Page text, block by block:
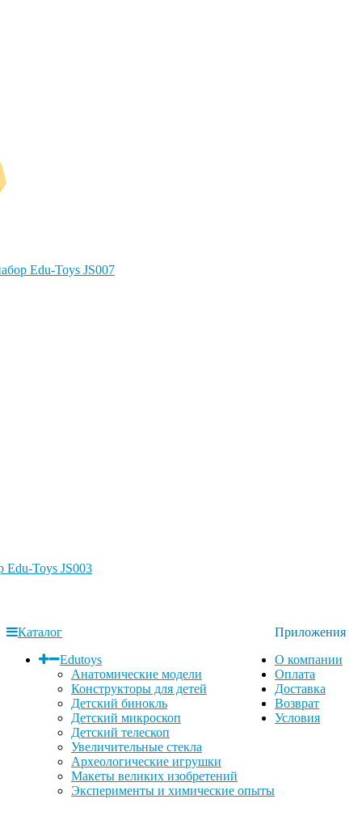
Edu-Toys JS007
Edu-Toys JS003
Каталог
Edutoys
Анатомические модели
Конструкторы для детей
Детский бинокль
Детский микроскоп
Детский телескоп
Увеличительные стекла
Археологические игрушки
Макеты великих изобретений
Эксперименты и химические опыты
Приложения
О компании
Оплата
Доставка
Возврат
Условия